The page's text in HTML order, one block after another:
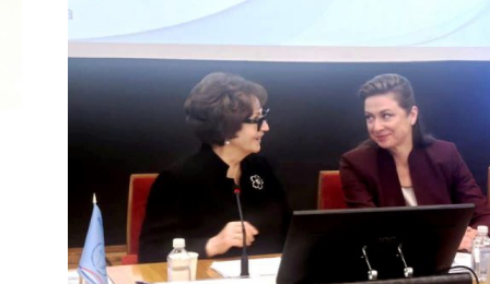
2022 ГОД ПРОВОЗГЛАШЕН ГОДОМ
МАТЕРИ В ЯКУТИИ
19.12.2021